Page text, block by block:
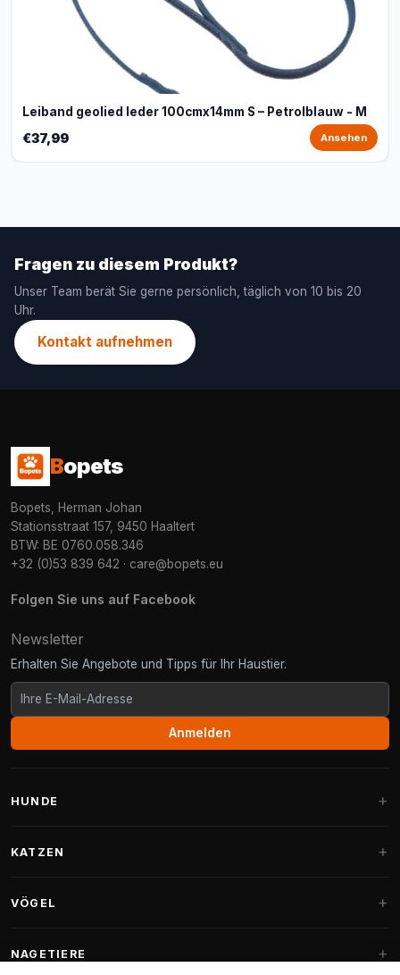
Leiband geolied leder 100cmx14mm S – Petrolblauw - M
€37,99 Ansehen
Fragen zu diesem Produkt?
Unser Team berät Sie gerne persönlich, täglich von 10 bis 20
Uhr.
Kontakt aufnehmen
Bopets
Bopets, Herman Johan
Stationsstraat 157, 9450 Haaltert
BTW: BE 0760.058.346
+32 (0)53 839 642 · care@bopets.eu
Folgen Sie uns auf Facebook
Newsletter
Erhalten Sie Angebote und Tipps für Ihr Haustier.
Anmelden
HUNDE
Fantail Hundebetten
KATZEN
Kratzbäume
Kratzbäume für Maine Coon
VÖGEL
NAGETIERE